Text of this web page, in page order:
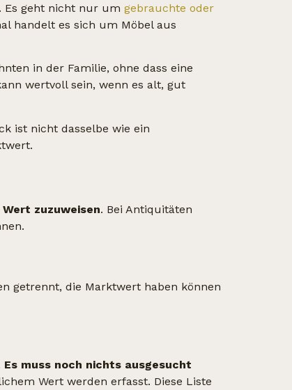
Es geht nicht nur um gebrauchte oder
handelt es sich um Möbel aus
in der Familie, ohne dass eine
wertvoll sein, wenn es alt, gut
ist nicht dasselbe wie ein
zuzuweisen. Bei Antiquitäten
getrennt, die Marktwert haben können
Es muss noch nichts ausgesucht
Wert werden erfasst. Diese Liste